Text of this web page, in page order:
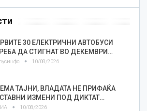
30 ЕЛЕКТРИЧНИ АВТОБУСИ
ДА СТИГНАТ ВО ДЕКЕМВРИ…
10/08/2026
ТАЈНИ, ВЛАДАТА НЕ ПРИФАЌА
ИЗМЕНИ ПОД ДИКТАТ…
10/08/2026